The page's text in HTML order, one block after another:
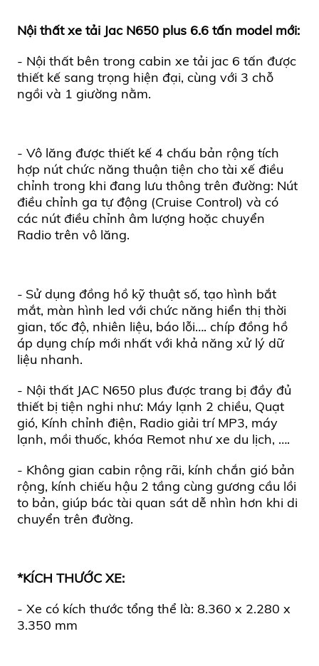
Nội thất xe tải Jac N650 plus 6.6 tấn model mới:
- Nội thất bên trong cabin xe tải jac 6 tấn được
thiết kế sang trọng hiện đại, cùng với 3 chỗ
ngồi và 1 giường nằm.
- Vô lăng được thiết kế 4 chấu bản rộng tích
hợp nút chức năng thuận tiện cho tài xế điều
chỉnh trong khi đang lưu thông trên đường: Nút
điều chỉnh ga tự động (Cruise Control) và có
các nút điều chỉnh âm lượng hoặc chuyển
Radio trên vô lăng.
- Sử dụng đồng hồ kỹ thuật số, tạo hình bắt
mắt, màn hình led với chức năng hiển thị thời
gian, tốc độ, nhiên liệu, báo lỗi…. chíp đồng hồ
áp dụng chíp mới nhất với khả năng xử lý dữ
liệu nhanh.
- Nội thất JAC N650 plus được trang bị đầy đủ
thiết bị tiện nghi như: Máy lạnh 2 chiều, Quạt
gió, Kính chỉnh điện, Radio giải trí MP3, máy
lạnh, mồi thuốc, khóa Remot như xe du lịch, ….
- Không gian cabin rộng rãi, kính chắn gió bản
rộng, kính chiếu hậu 2 tầng cùng gương cầu lồi
to bản, giúp bác tài quan sát dễ nhìn hơn khi di
chuyển trên đường.
*KÍCH THƯỚC XE:
- Xe có kích thước tổng thể là: 8.360 x 2.280 x
3.350 mm